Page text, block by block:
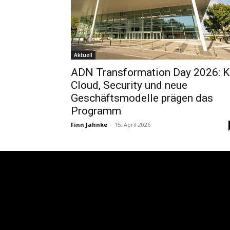
Aktuell
ADN Transformation Day 2026:
Cloud, Security und neue
Geschäftsmodelle prägen das
Programm
Finn Jahnke - 15. April 2026